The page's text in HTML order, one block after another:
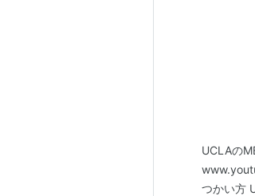
UCLAの
つかい方